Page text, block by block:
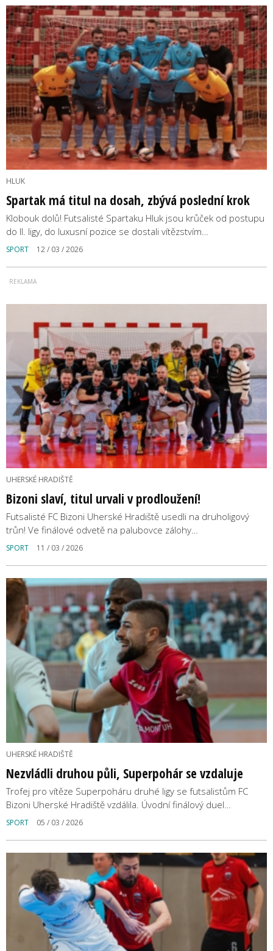
HLUK
Spartak má titul na dosah, zbývá poslední krok
Klobouk dolů! Futsalisté Spartaku Hluk jsou krůček od postupu
do II. ligy, do luxusní pozice se dostali vítězstvím…
SPORT 12 / 03 / 2026
UHERSKÉ HRADIŠTĚ
Bizoni slaví, titul urvali v prodloužení!
Futsalisté FC Bizoni Uherské Hradiště usedli na druholigový
trůn! Ve finálové odvetě na palubovce zálohy…
SPORT 11 / 03 / 2026
UHERSKÉ HRADIŠTĚ
Nezvládli druhou půli, Superpohár se vzdaluje
Trofej pro vítěze Superpoháru druhé ligy se futsalistům FC
Bizoni Uherské Hradiště vzdálila. Úvodní finálový duel…
SPORT 05 / 03 / 2026